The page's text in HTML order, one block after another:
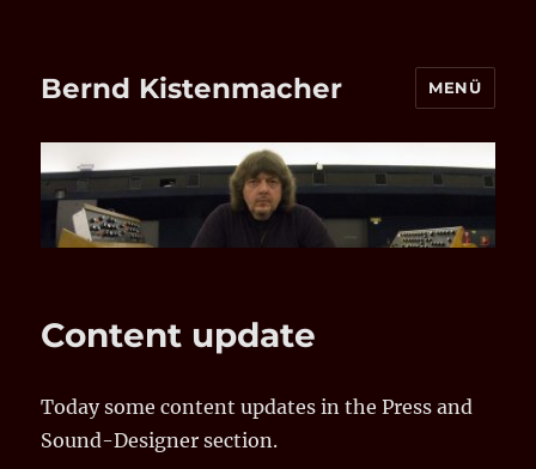
Bernd Kistenmacher MENÜ
Content update
Today some content updates in the Press and
Sound-Designer section.